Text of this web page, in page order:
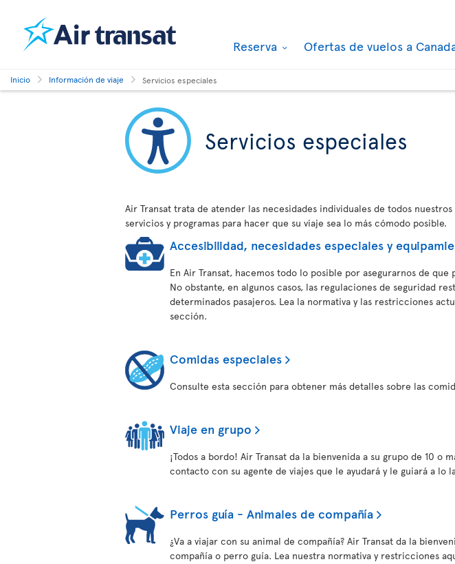
Reserva Ofertas de vuelos a
Inicio Información de viaje Servicios especiales
Servicios especiales
Air Transat trata de atender las necesidades individuales de todos
servicios y programas para hacer que su viaje sea lo más cómodo posible.
Accesibilidad, necesidades especiales y
En Air Transat, hacemos todo lo posible por asegurarnos de que
No obstante, en algunos casos, las regulaciones de seguridad
determinados pasajeros. Lea la normativa y las restricciones
sección.
Comidas especiales
Consulte esta sección para obtener más detalles sobre las
Viaje en grupo
¡Todos a bordo! Air Transat da la bienvenida a su grupo de 10 o
contacto con su agente de viajes que le ayudará y le guiará a lo
Perros guía - Animales de compañía
¿Va a viajar con su animal de compañía? Air Transat da la
compañía o perro guía. Lea nuestra normativa y restricciones